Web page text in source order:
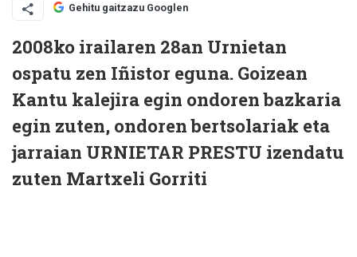
Gehitu gaitzazu Googlen
2008ko irailaren 28an Urnietan
ospatu zen Iñistor eguna. Goizean
Kantu kalejira egin ondoren bazkaria
egin zuten, ondoren bertsolariak eta
jarraian URNIETAR PRESTU izendatu
zuten Martxeli Gorriti